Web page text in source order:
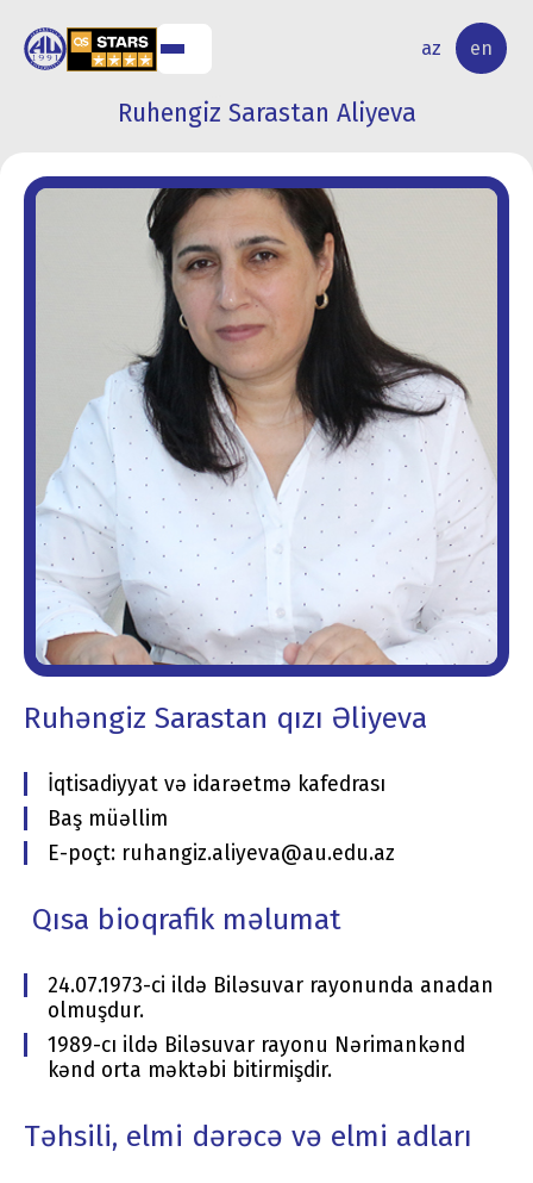
az en
RESEARCH
ACTIVITY
Ruhengiz Sarastan Aliyeva
Ruhəngiz Sarastan qızı Əliyeva
İqtisadiyyat və idarəetmə kafedrası
Baş müəllim
E-poçt: ruhangiz.aliyeva@au.edu.az
Qısa bioqrafik məlumat
24.07.1973-ci ildə Biləsuvar rayonunda anadan
olmuşdur.
1989-cı ildə Biləsuvar rayonu Nərimankənd
kənd orta məktəbi bitirmişdir.
Təhsili, elmi dərəcə və elmi adları